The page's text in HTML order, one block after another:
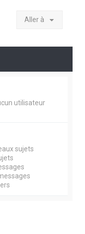
Aller à
utilisateur
sujets